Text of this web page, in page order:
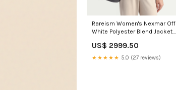
Rareism Women's Nexmar Off
White Polyester Blend Jacket
NewArrival_Shirts
US$ 2999.50
★★★★★ 5.0 (27 reviews)